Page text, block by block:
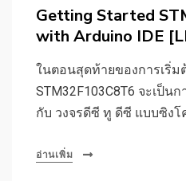
Getting Started
with Arduino IDE
ในตอนสุดท้ายของการเริ่
STM32F103C8T6 จะเป็น
กับ วงจรดีซี ทู ดีซี แบบซิงโ
อ่านเพิ่ม